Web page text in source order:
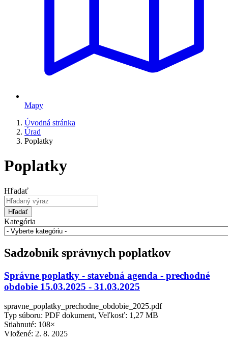
Mapy
Úvodná stránka
Úrad
Poplatky
Poplatky
Hľadať
Hľadať
Kategória
Sadzobník správnych poplatkov
Správne poplatky - stavebná agenda - prechodné
obdobie 15.03.2025 - 31.03.2025
spravne_poplatky_prechodne_obdobie_2025.pdf
Typ súboru: PDF dokument, Veľkosť: 1,27 MB
Stiahnuté: 108×
Vložené: 2. 8. 2025